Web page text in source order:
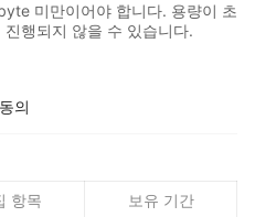
미만이어야 합니다. 용량이 초
행되지 않을 수 있습니다.
의
항목 보유 기간